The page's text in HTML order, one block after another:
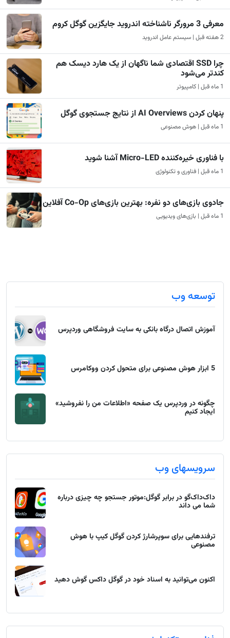
معرفی 3 مرورگر ناشناخته اندروید جایگزین گوگل کروم
2 هفته قبل | سیستم عامل اندروید
چرا SSD اقتصادی شما ناگهان از یک هارد دیسک هم
کندتر می‌شود
1 ماه قبل | کامپیوتر
پنهان کردن AI Overviews از نتایج جستجوی گوگل
1 ماه قبل | هوش مصنوعی
با فناوری خیره‌کننده Micro-LED آشنا شوید
1 ماه قبل | فناوری و تکنولوژی
جادوی بازی‌های دو نفره: بهترین بازی‌های Co-Op آفلاین
1 ماه قبل | بازی‌های ویدیویی
توسعه وب
آموزش اتصال درگاه بانکی به سایت فروشگاهی وردپرس
5 ابزار هوش مصنوعی برای متحول کردن ووکامرس
چگونه در وردپرس یک صفحه «اطلاعات من را نفروشید»
ایجاد کنیم
سرویسهای وب
داک‌داک‌گو در برابر گوگل:موتور جستجو چه چیزی درباره
شما می داند
ترفندهایی برای سوپرشارژ کردن گوگل کیپ با هوش
مصنوعی
اکنون می‌توانید به اسناد خود در گوگل داکس گوش دهید